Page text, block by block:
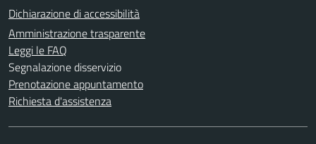
Dichiarazione di accessibilità
Amministrazione trasparente
Leggi le FAQ
Segnalazione disservizio
Prenotazione appuntamento
Richiesta d'assistenza